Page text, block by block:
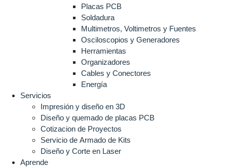
Placas PCB
Soldadura
Multimetros, Voltimetros y Fuentes
Osciloscopios y Generadores
Herramientas
Organizadores
Cables y Conectores
Energía
Servicios
Impresión y diseño en 3D
Diseño y quemado de placas PCB
Cotizacion de Proyectos
Servicio de Armado de Kits
Diseño y Corte en Laser
Aprende